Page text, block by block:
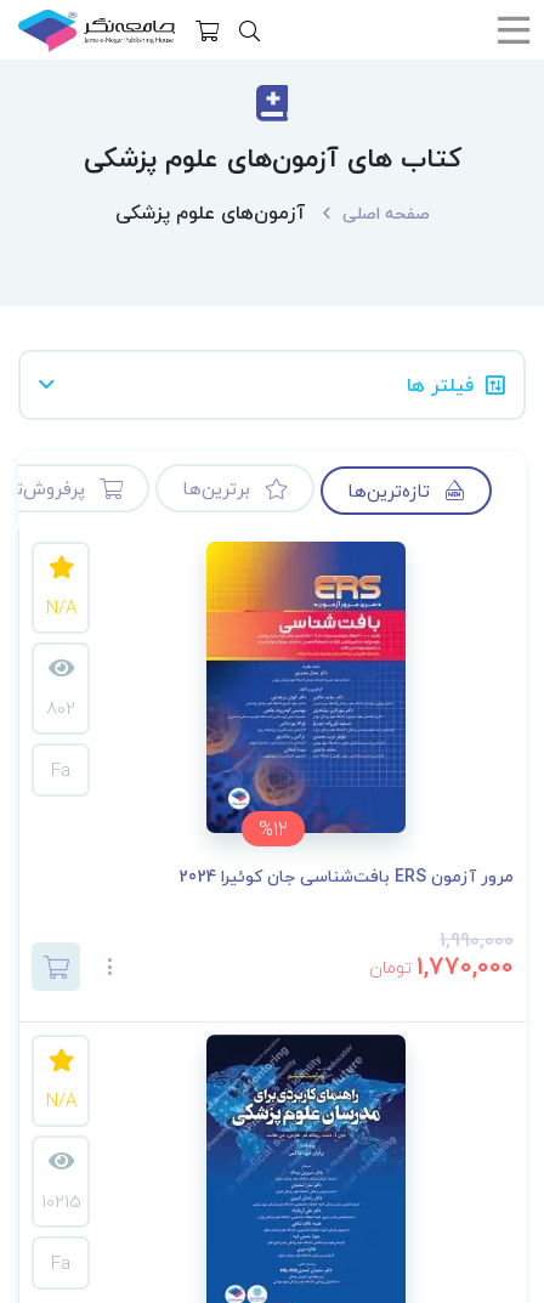
کتاب های آزمون‌های علوم پزشکی
صفحه اصلی آزمون‌های علوم پزشکی
فیلتر ها
تازه‌ترین‌ها برترین‌ها
%12
N/A
802
Fa
مرور آزمون ERS بافت‌شناسی جان کوئیرا 2024
1,990,000
1,770,000 تومان
N/A
10215
Fa